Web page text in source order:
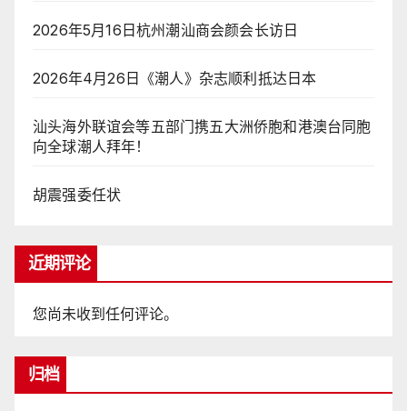
2026年5月16日杭州潮汕商会颜会长访日
2026年4月26日《潮人》杂志顺利抵达日本
汕头海外联谊会等五部门携五大洲侨胞和港澳台同胞
向全球潮人拜年！
胡震强委任状
近期评论
您尚未收到任何评论。
归档